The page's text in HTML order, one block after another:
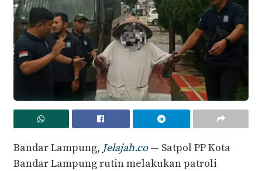
Bandar Lampung, Jelajah.co— Satpol PP Kota
Bandar Lampung rutin melakukan patroli